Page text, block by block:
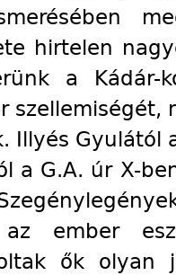
hirtelen
a Kádár-
szellemiségét,
Illyés Gyulától
a G.A. úr X-
az ember
ők olyan